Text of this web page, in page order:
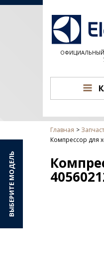
ОФИЦИАЛЬНЫЙ
Главная
Компрессор для
ВЫБЕРИТЕ МОДЕЛЬ